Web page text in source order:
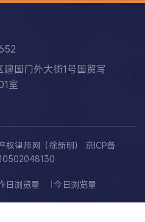
国门外大街1号国贸写
室
律师网（徐新明） 京ICP备
日浏览量 今日浏览量